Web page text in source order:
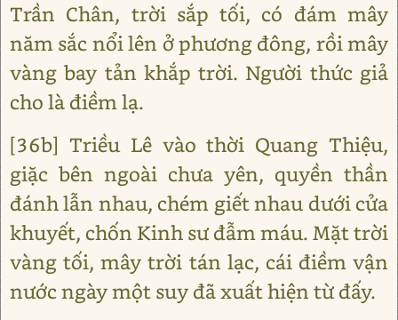
Trần Chân, trời sắp tối, có đám mây
năm sắc nổi lên ở phương đông, rồi mây
vàng bay tản khắp trời. Người thức giả
cho là điềm lạ.
[36b] Triều Lê vào thời Quang Thiệu,
giặc bên ngoài chưa yên, quyền thần
đánh lẫn nhau, chém giết nhau dưới cửa
khuyết, chốn Kinh sư đẫm máu. Mặt trời
vàng tối, mây trời tán lạc, cái điềm vận
nước ngày một suy đã xuất hiện từ đấy.